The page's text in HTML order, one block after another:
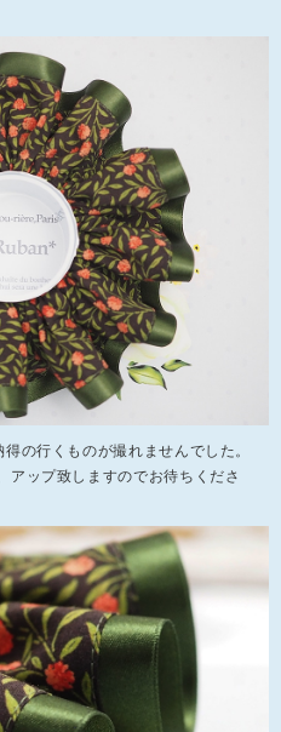
の行くものが撮れませんでした。
アップ致しますのでお待ちくださ